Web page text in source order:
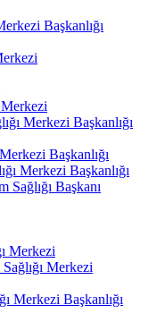
Başkanlığı
Merkezi Başkanlığı
Başkanlığı
Merkezi Başkanlığı
Sağlığı Başkanı
Merkezi
Merkezi
Merkezi Başkanlığı